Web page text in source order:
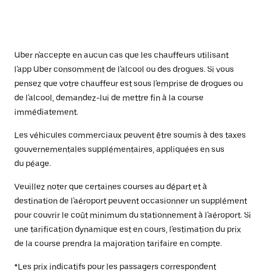
Uber n'accepte en aucun cas que les chauffeurs utilisant
l'app Uber consomment de l'alcool ou des drogues. Si vous
pensez que votre chauffeur est sous l'emprise de drogues ou
de l'alcool, demandez-lui de mettre fin à la course
immédiatement.
Les véhicules commerciaux peuvent être soumis à des taxes
gouvernementales supplémentaires, appliquées en sus
du péage.
Veuillez noter que certaines courses au départ et à
destination de l'aéroport peuvent occasionner un supplément
pour couvrir le coût minimum du stationnement à l'aéroport. Si
une tarification dynamique est en cours, l'estimation du prix
de la course prendra la majoration tarifaire en compte.
*Les prix indicatifs pour les passagers correspondent